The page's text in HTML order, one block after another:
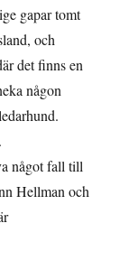
gapar tomt
och
det finns en
någon
något fall till
Hellman och